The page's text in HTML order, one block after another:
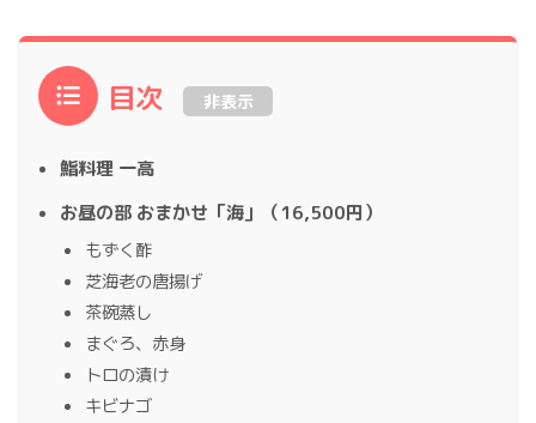
目次 非表示
鮨料理 一高
お昼の部 おまかせ「海」（16,500円）
もずく酢
芝海老の唐揚げ
茶碗蒸し
まぐろ、赤身
トロの漬け
キビナゴ